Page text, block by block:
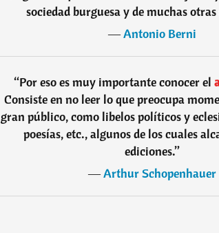
sociedad burguesa y de muchas otras
―Antonio Berni
“Por eso es muy importante conocer el
Consiste en no leer lo que preocupa
gran público, como libelos políticos y
poesías, etc., algunos de los cuales
ediciones.”
―Arthur Schopenhauer